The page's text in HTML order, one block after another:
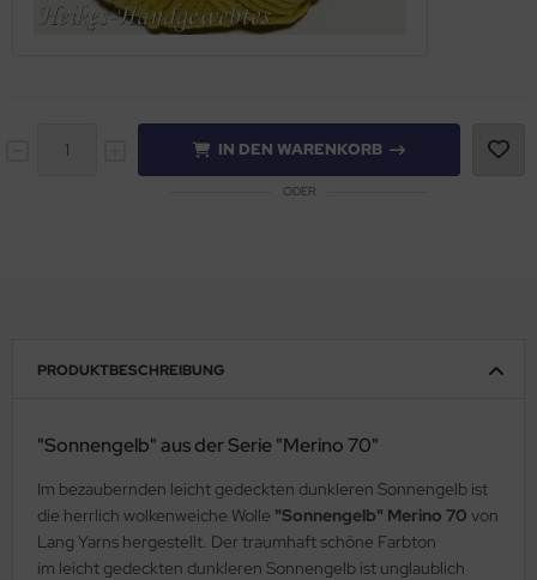
IN DEN WARENKORB
ODER
PRODUKTBESCHREIBUNG
"Sonnengelb" aus der Serie "Merino 70"
Im bezaubernden leicht gedeckten dunkleren Sonnengelb ist
die herrlich wolkenweiche Wolle "Sonnengelb" Merino 70 von
Lang Yarns hergestellt. Der traumhaft schöne Farbton
im leicht gedeckten dunkleren Sonnengelb ist unglaublich